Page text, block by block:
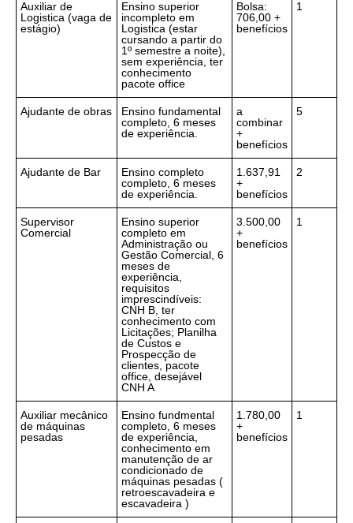
Auxiliar de
Logistica (vaga de
estágio)
Ensino superior
incompleto em
Logistica (estar
cursando a partir do
1º semestre a noite),
sem experiência, ter
conhecimento
pacote office
Bolsa:
706,00 +
benefícios
1
Ajudante de obras
Ensino fundamental
completo, 6 meses
de experiência.
a
combinar
+
benefícios
5
Ajudante de Bar
Ensino completo
completo, 6 meses
de experiência.
1.637,91
+
benefícios
2
Supervisor
Comercial
Ensino superior
completo em
Administração ou
Gestão Comercial, 6
meses de
experiência,
requisitos
imprescindíveis:
CNH B, ter
conhecimento com
Licitações; Planilha
de Custos e
Prospecção de
clientes, pacote
office, desejável
CNH A
3.500,00
+
benefícios
1
Auxiliar mecânico
de máquinas
pesadas
Ensino fundmental
completo, 6 meses
de experiência,
conhecimento em
manutenção de ar
condicionado de
máquinas pesadas (
retroescavadeira e
escavadeira )
1.780,00
+
benefícios
1